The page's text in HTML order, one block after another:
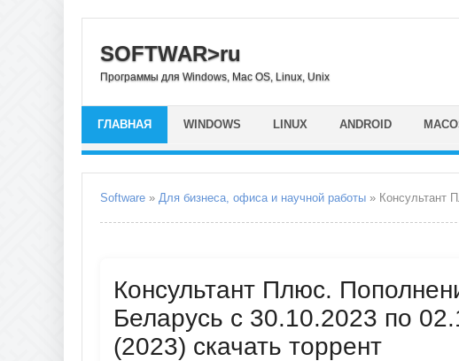
SOFTWAR>ru
Программы для Windows, Mac OS, Linux, Unix
ГЛАВНАЯ WINDOWS LINUX ANDROID
Software » Для бизнеса, офиса и научной работы » Консультант
Консультант Плюс.
Беларусь с 30.10.2023 по
(2023) скачать торрент